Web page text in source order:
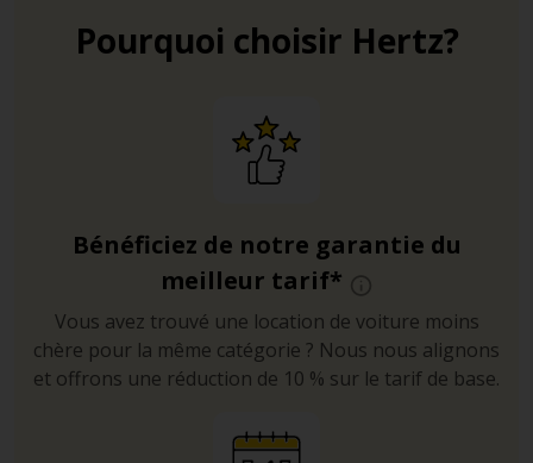
s’habitue vite.
- A moins de 10 minutes de Palerme en voiture
de location, la station balnéaire de Mondello est sans
équivoque la plus belle plage de Palerme. Ancien village
prestigieuses villa art-nouveau, on y trouve à la fois une
belle plage aménagée avec plusieurs restaurants,
de pêche aux chalutiers multicolores, un antique
établissement balnéaire devenu restaurant de luxe, et
de nombreuses petites criques au charme sauvage.
– Si vous préférez un bord de mer plus
Pourquoi choisir Hertz?
Bénéficiez de notre garantie du
meilleur tarif*
Vous avez trouvé une location de voiture moins
chère pour la même catégorie ? Nous nous alignons
et offrons une réduction de 10 % sur le tarif de base.